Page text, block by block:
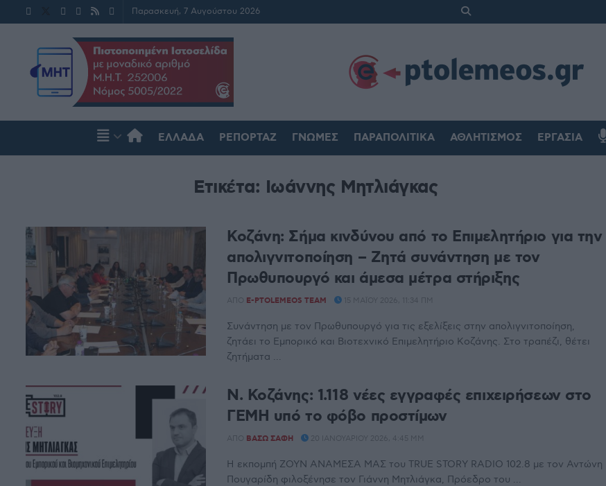
Παρασκευή, 7 Αυγούστου 2026
ΕΛΛΆΔΑ ΡΕΠΟΡΤΆΖ ΓΝΏΜΕΣ ΠΑΡΑΠΟΛΙΤΙΚΆ ΑΘΛΗΤΙΣΜΌΣ ΕΡΓΑΣΊΑ
Ετικέτα: Ιωάννης Μητλιάγκας
Κοζάνη: Σήμα κινδύνου από το Επιμελητήριο για την
απολιγνιτοποίηση – Ζητά συνάντηση με τον
Πρωθυπουργό και άμεσα μέτρα στήριξης
ΑΠΌ E-PTOLEMEOS TEAM 15 ΜΑΪ́ΟΥ 2026, 11:34 ΠΜ
Συνάντηση με τον Πρωθυπουργό για τις εξελίξεις στην απολιγνιτοποίηση,
ζητάει το Εμπορικό και Βιοτεχνικό Επιμελητήριο Κοζάνης. Στο τραπέζι, θέτει
ζητήματα ...
Ν. Κοζάνης: 1.118 νέες εγγραφές επιχειρήσεων στο
ΓΕΜΗ υπό το φόβο προστίμων
ΑΠΌ ΒΆΣΩ ΣΆΦΗ 20 ΙΑΝΟΥΑΡΊΟΥ 2026, 4:45 ΜΜ
Η εκπομπή ΖΟΥΝ ΑΝΑΜΕΣΑ ΜΑΣ του TRUE STORY RADIO 102.8 με τον Αντώνη
Πουγαρίδη φιλοξένησε τον Γιάννη Μητλιάγκα, Πρόεδρο του ...